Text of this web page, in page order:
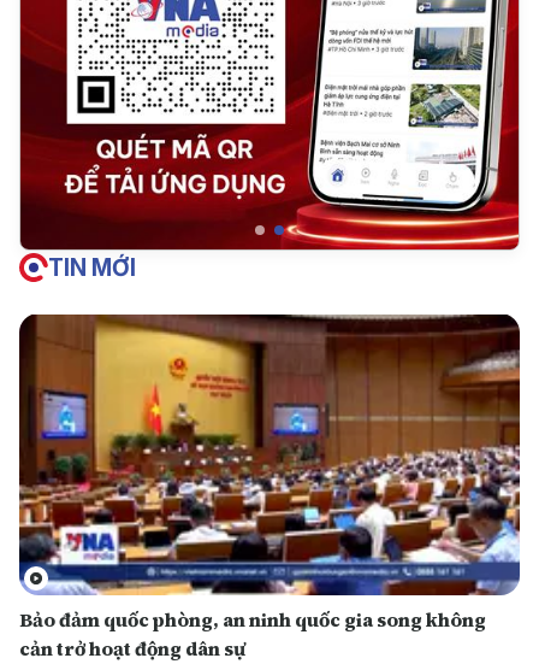
TIN MỚI
Bảo đảm quốc phòng, an ninh quốc gia song không
cản trở hoạt động dân sự